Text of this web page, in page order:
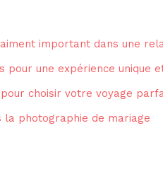
important dans une
pour une expérience unique
choisir votre voyage
la photographie de mariage